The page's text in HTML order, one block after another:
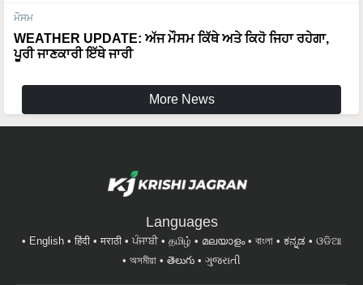
ਮੌਸਮ
WEATHER UPDATE: ਅੱਜ ਮੌਸਮ ਕਿੱਥੇ ਅਤੇ ਕਿਹੋ ਜਿਹਾ ਰਹੇਗਾ,
ਪੂਰੀ ਜਾਣਕਾਰੀ ਇੱਥੇ ਜਾਰੀ
More News
Languages
English हिंदी मराठी ਪੰਜਾਬੀ தமிழ் മലയാളം বাংলা ಕನ್ನಡ
ଓଡିଆ
অসমীয়া
తెలుగు ગુજરાતી